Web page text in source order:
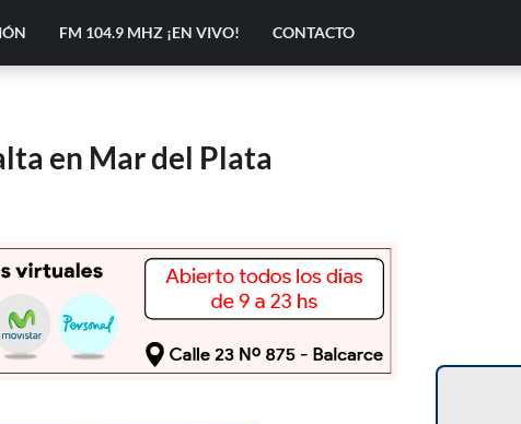
FM 104.9 MHZ ¡EN VIVO! CONTACTO
en Mar del Plata